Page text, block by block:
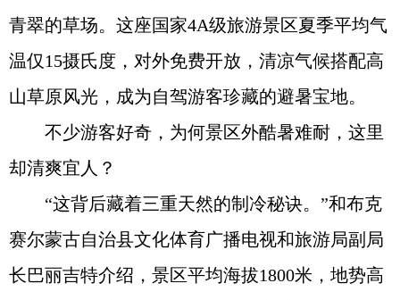
青翠的草场。这座国家4A级旅游景区夏季平均气
温仅15摄氏度，对外免费开放，清凉气候搭配高
山草原风光，成为自驾游客珍藏的避暑宝地。
不少游客好奇，为何景区外酷暑难耐，这里
却清爽宜人？
“这背后藏着三重天然的制冷秘诀。”和布克
赛尔蒙古自治县文化体育广播电视和旅游局副局
长巴丽吉特介绍，景区平均海拔1800米，地势高